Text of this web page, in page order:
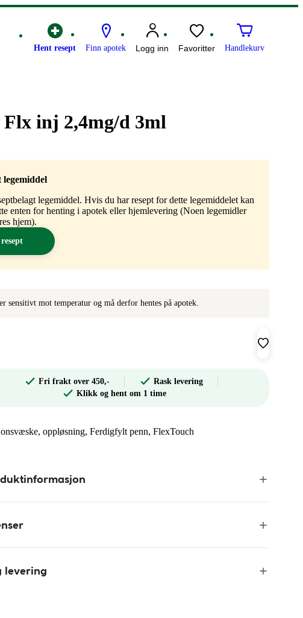
Hent resept Finn apotek Logg inn Favoritter Handlekurv
Flx inj 2,4mg/d 3ml
legemiddel
legemiddel. Hvis du har resept for dette legemiddelet kan
enten for henting i apotek eller hjemlevering (Noen legemidler
hjem).
sensitivt mot temperatur og må derfor hentes på apotek.
Fri frakt over 450,-
Rask levering
Klikk og hent om 1 time
oppløsning, Ferdigfylt penn, FlexTouch
levering